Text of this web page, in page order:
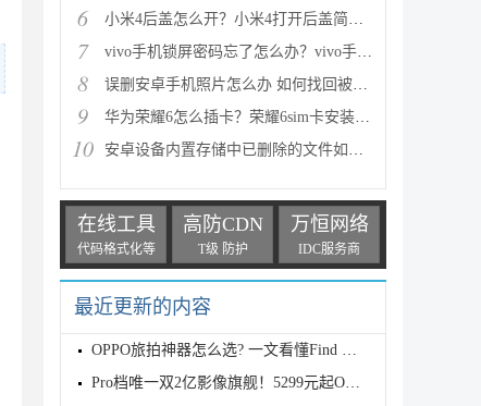
6 小米4后盖怎么开？小米4打开后盖简单方法
7 vivo手机锁屏密码忘了怎么办？vivo手机强制解锁的三种
8 误删安卓手机照片怎么办 如何找回被删的图片
9 华为荣耀6怎么插卡？荣耀6sim卡安装方法步骤图文详解
10 安卓设备内置存储中已删除的文件如何恢复
在线工具
代码格式化等
高防CDN
T级 防护
万恒网络
IDC服务商
最近更新的内容
OPPO旅拍神器怎么选? 一文看懂Find X9s Pro和Find X9
Pro档唯一双2亿影像旗舰！5299元起OPPO Find X9s Pro